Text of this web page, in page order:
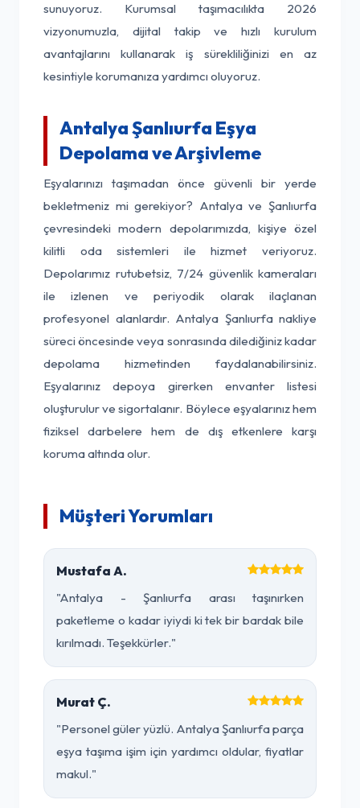
sunuyoruz. Kurumsal taşımacılıkta 2026
vizyonumuzla, dijital takip ve hızlı kurulum
avantajlarını kullanarak iş sürekliliğinizi en az
kesintiyle korumanıza yardımcı oluyoruz.
Antalya Şanlıurfa Eşya
Depolama ve Arşivleme
Eşyalarınızı taşımadan önce güvenli bir yerde
bekletmeniz mi gerekiyor? Antalya ve Şanlıurfa
çevresindeki modern depolarımızda, kişiye özel
kilitli oda sistemleri ile hizmet veriyoruz.
Depolarımız rutubetsiz, 7/24 güvenlik kameraları
ile izlenen ve periyodik olarak ilaçlanan
profesyonel alanlardır. Antalya Şanlıurfa nakliye
süreci öncesinde veya sonrasında dilediğiniz kadar
depolama hizmetinden faydalanabilirsiniz.
Eşyalarınız depoya girerken envanter listesi
oluşturulur ve sigortalanır. Böylece eşyalarınız hem
fiziksel darbelere hem de dış etkenlere karşı
koruma altında olur.
Müşteri Yorumları
Mustafa A.
"Antalya - Şanlıurfa arası taşınırken
paketleme o kadar iyiydi ki tek bir bardak bile
kırılmadı. Teşekkürler."
Murat Ç.
"Personel güler yüzlü. Antalya Şanlıurfa parça
eşya taşıma işim için yardımcı oldular, fiyatlar
makul."